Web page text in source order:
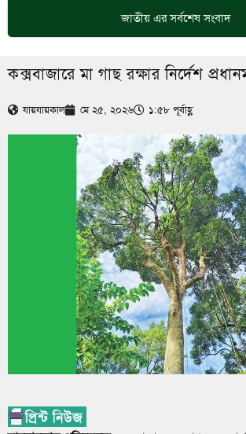
জাতীয়এর সর্বশেষ সংবাদ
কক্সবাজারে মা গাছ রক্ষার নির্দেশ
যায়যায়কাল মে ২৫, ২০২৬ ১:৫৮ পূর্বাহ্ণ